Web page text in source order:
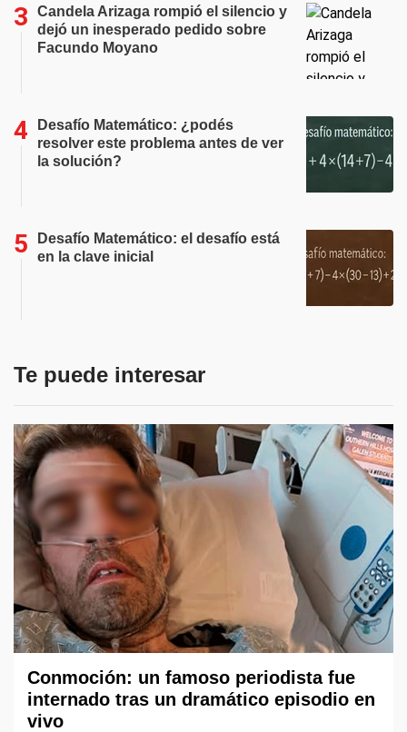
Candela Arizaga rompió el silencio y
dejó un inesperado pedido sobre
Facundo Moyano
Desafío Matemático: ¿podés
resolver este problema antes de ver
la solución?
Desafío Matemático: el desafío está
en la clave inicial
Te puede interesar
Conmoción: un famoso periodista fue
internado tras un dramático episodio en
vivo